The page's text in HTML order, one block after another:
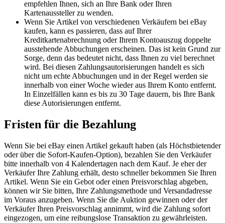
empfehlen Ihnen, sich an Ihre Bank oder Ihren
Kartenaussteller zu wenden.
Wenn Sie Artikel von verschiedenen Verkäufern bei eBay
kaufen, kann es passieren, dass auf Ihrer
Kreditkartenabrechnung oder Ihrem Kontoauszug doppelte
ausstehende Abbuchungen erscheinen. Das ist kein Grund zur
Sorge, denn das bedeutet nicht, dass Ihnen zu viel berechnet
wird. Bei diesen Zahlungsautorisierungen handelt es sich
nicht um echte Abbuchungen und in der Regel werden sie
innerhalb von einer Woche wieder aus Ihrem Konto entfernt.
In Einzelfällen kann es bis zu 30 Tage dauern, bis Ihre Bank
diese Autorisierungen entfernt.
Fristen für die Bezahlung
Wenn Sie bei eBay einen Artikel gekauft haben (als Höchstbietender
oder über die Sofort-Kaufen-Option), bezahlen Sie den Verkäufer
bitte innerhalb von 4 Kalendertagen nach dem Kauf. Je eher der
Verkäufer Ihre Zahlung erhält, desto schneller bekommen Sie Ihren
Artikel. Wenn Sie ein Gebot oder einen Preisvorschlag abgeben,
können wir Sie bitten, Ihre Zahlungsmethode und Versandadresse
im Voraus anzugeben. Wenn Sie die Auktion gewinnen oder der
Verkäufer Ihren Preisvorschlag annimmt, wird die Zahlung sofort
eingezogen, um eine reibungslose Transaktion zu gewährleisten.